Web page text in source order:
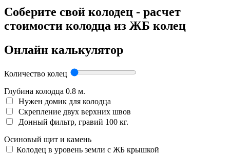
Соберите свой колодец - расчет
стоимости колодца из ЖБ колец
Онлайн калькулятор
Количество колец
Глубина колодца 0.8 м.
Нужен домик для колодца
Скрепление двух верхних швов
Донный фильтр, гравий 100 кг.
Осиновый щит и камень
Колодец в уровень земли с ЖБ крышкой